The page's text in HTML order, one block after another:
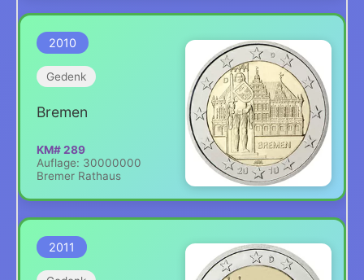
2010
Gedenk
Bremen
KM# 289
Auflage: 30000000
Bremer Rathaus
2011